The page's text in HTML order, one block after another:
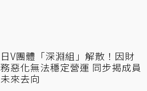
日V團體「深淵組」解散！因財
務惡化無法穩定營運 同步揭成員
未來去向